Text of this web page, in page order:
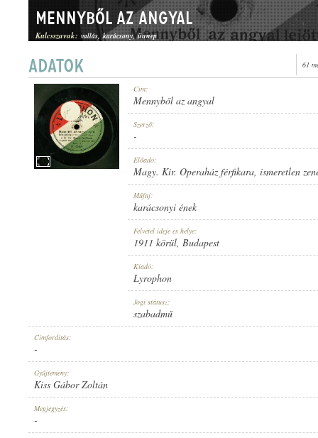
KARÁCSONYI ÉNEK
LEMEZSZÁM:
Mennyből az angyal
Kulcsszavak: vallás karácsony ünnep
61
Cím:
Mennyből az angyal
Szerző:
-
Előadó:
Magy. Kir. Operaház férfikara, ismeretlen
Műfaj:
karácsonyi ének
Felvétel ideje és helye:
1911 körül, Budapest
Kiadó:
Lyrophon
Jogi státusz:
szabadmű
Címfordítás:
-
Gyűjtemény:
Kiss Gábor Zoltán
Megjegyzés:
-